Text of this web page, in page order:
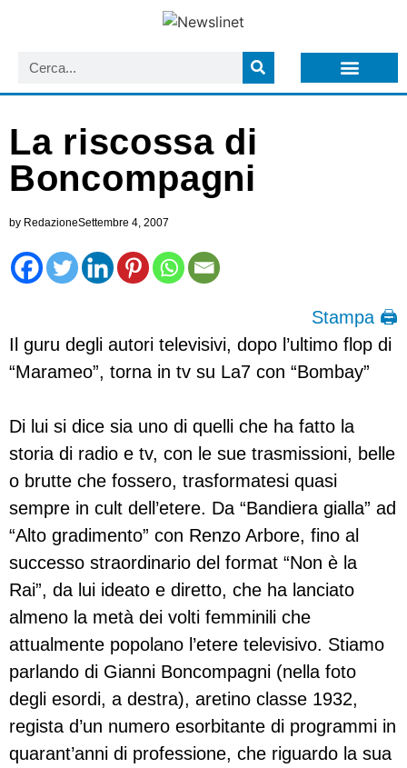
La riscossa di
Boncompagni
by RedazioneSettembre 4, 2007
Stampa 🖨
Il guru degli autori televisivi, dopo l’ultimo flop di
“Marameo”, torna in tv su La7 con “Bombay”
Di lui si dice sia uno di quelli che ha fatto la
storia di radio e tv, con le sue trasmissioni, belle
o brutte che fossero, trasformatesi quasi
sempre in cult dell’etere. Da “Bandiera gialla” ad
“Alto gradimento” con Renzo Arbore, fino al
successo straordinario del format “Non è la
Rai”, da lui ideato e diretto, che ha lanciato
almeno la metà dei volti femminili che
attualmente popolano l’etere televisivo. Stiamo
parlando di Gianni Boncompagni (nella foto
degli esordi, a destra), aretino classe 1932,
regista d’un numero esorbitante di programmi in
quarant’anni di professione, che riguardo la sua